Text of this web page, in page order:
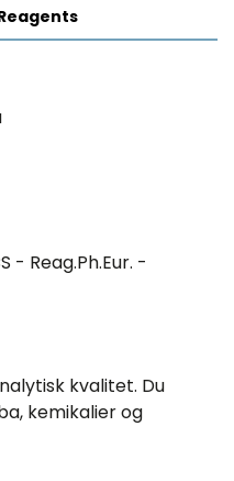
Reagents
- Reag.Ph.Eur. -
kvalitet. Du
kemikalier og